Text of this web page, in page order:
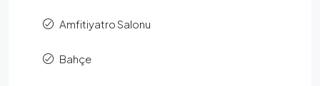
Amfitiyatro Salonu
Bahçe